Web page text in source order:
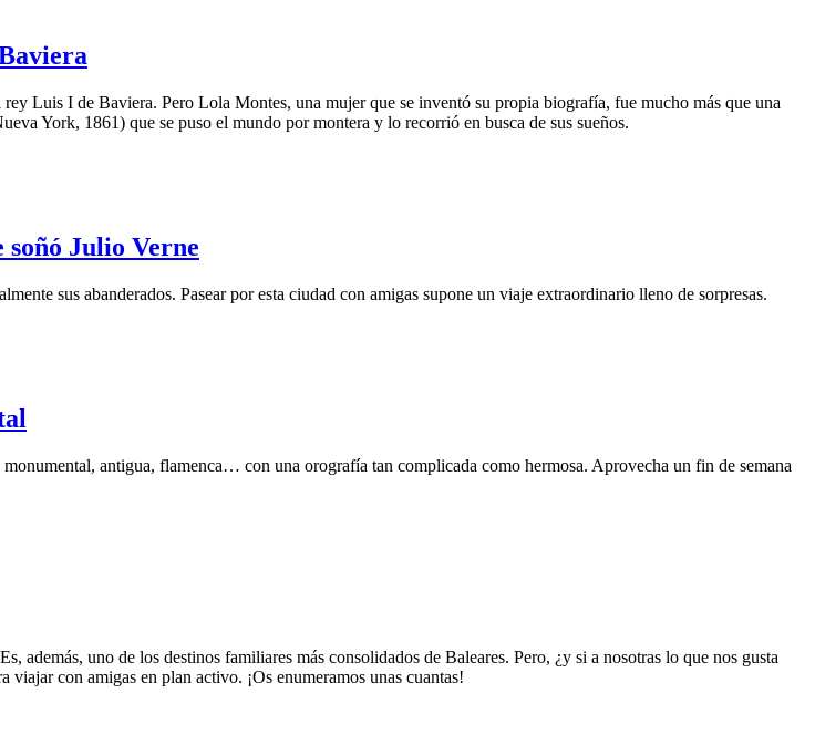
Luis I de Baviera. Pero Lola Montes, una mujer que se inventó su propia biografía, fue mucho más que una
York, 1861) que se puso el mundo por montera y lo recorrió en busca de sus sueños.
Julio Verne
sus abanderados. Pasear por esta ciudad con amigas supone un viaje extraordinario lleno de sorpresas.
antigua, flamenca… con una orografía tan complicada como hermosa. Aprovecha un fin de semana
además, uno de los destinos familiares más consolidados de Baleares. Pero, ¿y si a nosotras lo que nos gusta
con amigas en plan activo. ¡Os enumeramos unas cuantas!